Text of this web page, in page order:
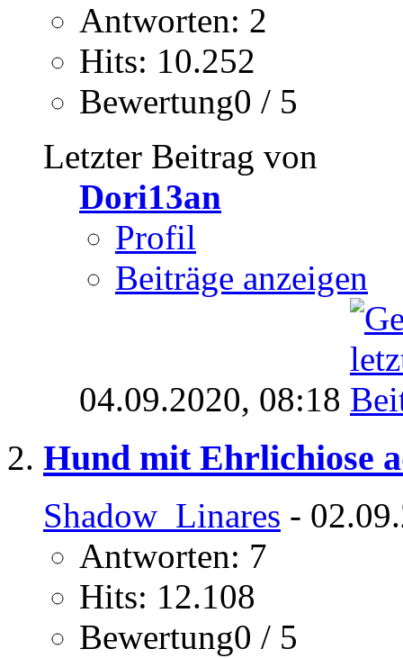
Antworten: 2
Hits: 10.252
Bewertung0 / 5
Letzter Beitrag von
Dori13an
Profil
Beiträge anzeigen
04.09.2020, 08:18
Hund mit Ehrlichiose
Shadow_Linares -
Antworten: 7
Hits: 12.108
Bewertung0 / 5